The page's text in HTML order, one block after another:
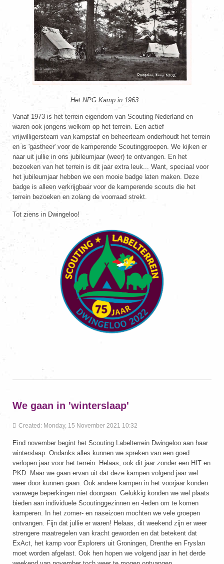
Het NPG Kamp in 1963
Vanaf 1973 is het terrein eigendom van Scouting Nederland en
waren ook jongens welkom op het terrein. Een actief
vrijwilligersteam van kampstaf en beheerteam onderhoudt het terrein
en is 'gastheer' voor de kamperende Scoutinggroepen. We kijken er
naar uit jullie in ons jubileumjaar (weer) te ontvangen. En het
bezoeken van het terrein is dit jaar extra leuk... Want, speciaal voor
het jubileumjaar hebben we een mooie badge laten maken. Deze
badge is alleen verkrijgbaar voor de kamperende scouts die het
terrein bezoeken en zolang de voorraad strekt.
Tot ziens in Dwingeloo!
We gaan in 'winterslaap'
Created: Monday, 15 November 2021 10:32
Eind november begint het Scouting Labelterrein Dwingeloo aan haar
winterslaap. Ondanks alles kunnen we spreken van een goed
verlopen jaar voor het terrein. Helaas, ook dit jaar zonder een HIT en
PKD. Maar we gaan ervan uit dat deze kampen volgend jaar wel
weer door kunnen gaan. Ook andere kampen in het voorjaar konden
vanwege beperkingen niet doorgaan. Gelukkig konden we wel plaats
bieden aan individuele Scoutinggezinnen en -leden om te komen
kamperen. In het zomer- en naseizoen mochten we vele groepen
ontvangen. Fijn dat jullie er waren! Helaas, dit weekend zijn er weer
strengere maatregelen van kracht geworden en dat betekent dat
ExAct, het kamp voor Explorers uit Groningen, Drenthe en Fryslan
moet worden afgelast. Ook hen hopen we volgend jaar in het derde